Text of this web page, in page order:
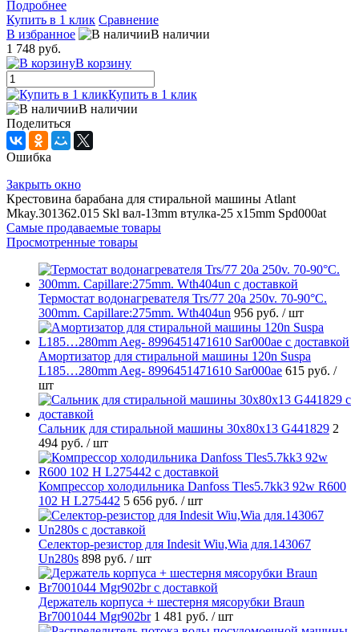
Подробнее
Купить в 1 клик Сравнение
В избранное
В наличии
1 748 руб.
В корзину
Купить в 1 клик
В наличии
Поделиться
Ошибка
Закрыть окно
Крестовина барабана для стиральной машины Atlant
Mkay.301362.015 Skl вал-13mm втулка-25 х15mm Spd000at
Самые продаваемые товары
Просмотренные товары
Термостат водонагревателя Trs/77 20a 250v. 70-90°C.
300mm. Capillare:275mm. Wth404un 956 руб. / шт
Амортизатор для стиральной машины 120n Suspa
L185…280mm Aeg- 8996451471610 Sar000ae 615 руб. /
шт
Cальник для стиральной машины 30x80x13 G441829 2
494 руб. / шт
Компрессор холодильника Danfoss Tles5.7kk3 92w R600
102 H L275442 5 656 руб. / шт
Селектор-резистор для Indesit Wiu,Wia для.143067
Un280s 898 руб. / шт
Держатель корпуса + шестерня мясорубки Braun
Br7001044 Mgr902br 1 481 руб. / шт